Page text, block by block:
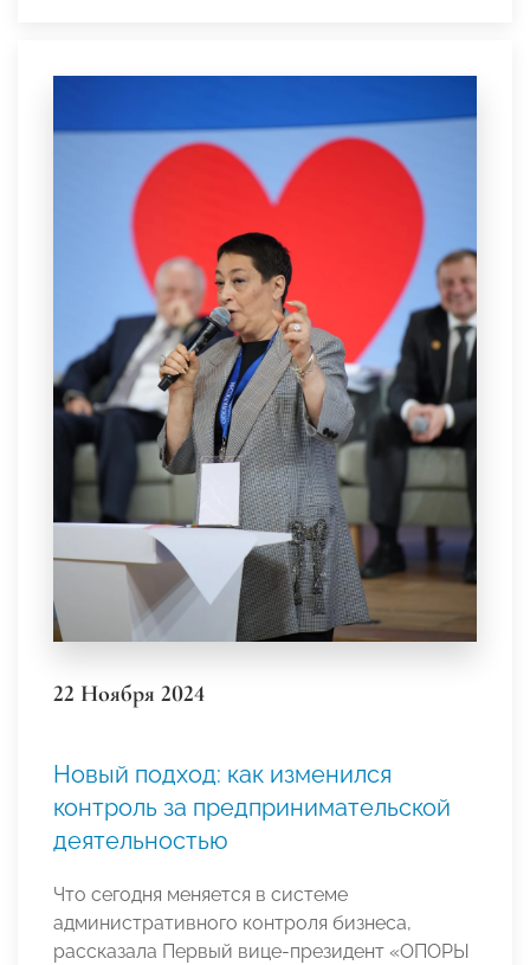
22 Ноября 2024
Новый подход: как изменился
контроль за предпринимательской
деятельностью
Что сегодня меняется в системе
административного контроля бизнеса,
рассказала Первый вице-президент «ОПОРЫ